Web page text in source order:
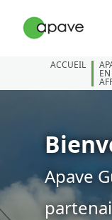
ACCUEIL
EN
Apave